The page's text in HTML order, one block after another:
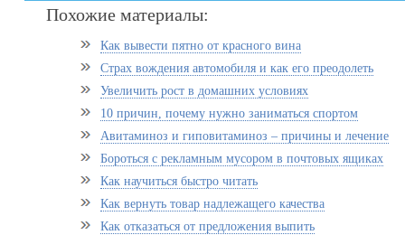
Похожие материалы:
Как вывести пятно от красного вина
Страх вождения автомобиля и как его преодолеть
Увеличить рост в домашних условиях
10 причин, почему нужно заниматься спортом
Авитаминоз и гиповитаминоз – причины и лечение
Бороться с рекламным мусором в почтовых ящиках
Как научиться быстро читать
Как вернуть товар надлежащего качества
Как отказаться от предложения выпить